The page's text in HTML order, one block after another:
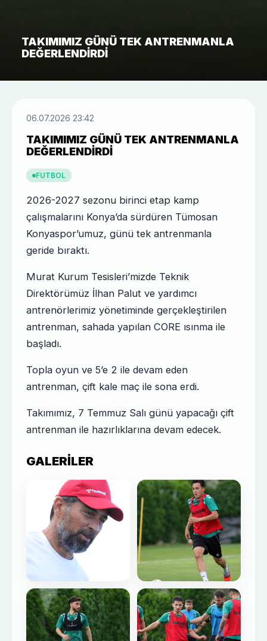
TAKIMIMIZ GÜNÜ TEK ANTRENMANLA
DEĞERLENDIRDI
06.07.2026 23:42
TAKIMIMIZ GÜNÜ TEK ANTRENMANLA
DEĞERLENDIRDI
FUTBOL
2026-2027 sezonu birinci etap kamp
çalışmalarını Konya’da sürdüren Tümosan
Konyaspor’umuz, günü tek antrenmanla
geride bıraktı.
Murat Kurum Tesisleri’mizde Teknik
Direktörümüz İlhan Palut ve yardımcı
antrenörlerimiz yönetiminde gerçekleştirilen
antrenman, sahada yapılan CORE ısınma ile
başladı.
Topla oyun ve 5’e 2 ile devam eden
antrenman, çift kale maç ile sona erdi.
Takımımız, 7 Temmuz Salı günü yapacağı çift
antrenman ile hazırlıklarına devam edecek.
GALERILER